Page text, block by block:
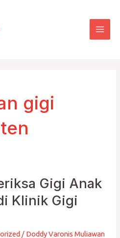
gigi
Gigi Anak
Klinik Gigi
/ Doddy Varonis Muliawan